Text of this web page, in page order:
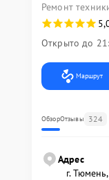
Ремонт
Открыто до
Маршрут
ОбзорОтзывы 324
Адрес
г.